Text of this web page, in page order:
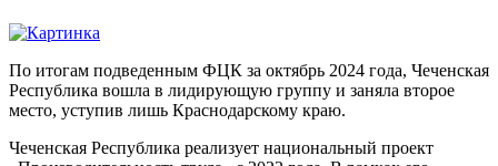
По итогам подведенным ФЦК за октябрь 2024 года, Чеченская
Республика вошла в лидирующую группу и заняла второе
место, уступив лишь Краснодарскому краю.
Чеченская Республика реализует национальный проект